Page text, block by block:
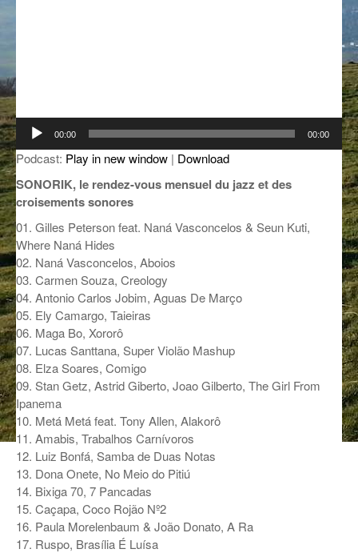
LA FABRIK POÉTIK
LA MINUTE LITTÉRAIRE
LA SOUTERRAINE
NOS ANCIENS
SONORIK
THEME FORCE
ZIRCONIUM
ANCIENNES ÉMISSIONS
Lecteur
audio
00:00 00:00
Podcast: Play in new window | Download
SONORIK, le rendez-vous mensuel du jazz et des
croisements sonores
01. Gilles Peterson feat. Naná Vasconcelos & Seun Kuti,
Where Naná Hides
02. Naná Vasconcelos, Aboios
03. Carmen Souza, Creology
04. Antonio Carlos Jobim, Aguas De Março
05. Ely Camargo, Taieiras
06. Maga Bo, Xororô
07. Lucas Santtana, Super Violão Mashup
08. Elza Soares, Comigo
09. Stan Getz, Astrid Giberto, Joao Gilberto, The Girl From
Ipanema
10. Metá Metá feat. Tony Allen, Alakorô
11. Amabis, Trabalhos Carnívoros
12. Luiz Bonfá, Samba de Duas Notas
13. Dona Onete, No Meio do Pitiú
14. Bixiga 70, 7 Pancadas
15. Caçapa, Coco Rojão Nº2
16. Paula Morelenbaum & João Donato, A Ra
17. Ruspo, Brasília É Luísa